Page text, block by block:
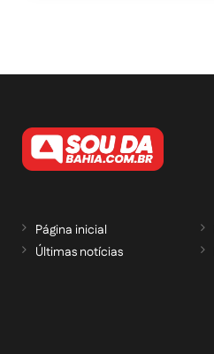
Página inicial
Últimas notícias